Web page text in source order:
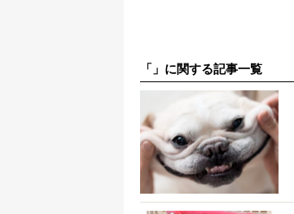
「」に関する記事一覧